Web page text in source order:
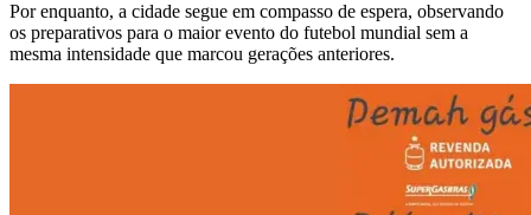
Por enquanto, a cidade segue em compasso de espera, observando
os preparativos para o maior evento do futebol mundial sem a
mesma intensidade que marcou gerações anteriores.